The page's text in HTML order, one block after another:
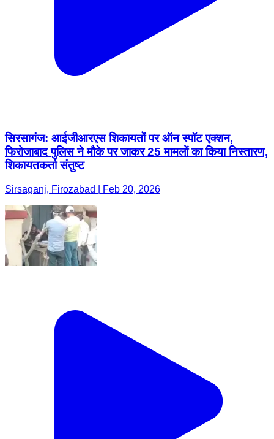
सिरसागंज: आईजीआरएस शिकायतों पर ऑन स्पॉट एक्शन,
फिरोजाबाद पुलिस ने मौके पर जाकर 25 मामलों का किया निस्तारण,
शिकायतकर्ता संतुष्ट
Sirsaganj, Firozabad | Feb 20, 2026